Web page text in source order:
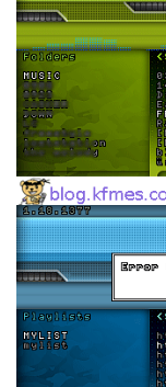
테
슬
라
23
JaTeOn
40
라
즈
베
리
파
이
0
리
눅
스
40